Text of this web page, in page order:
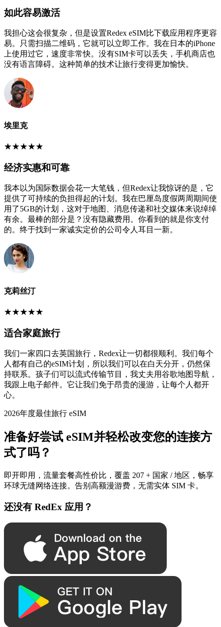
如此容易激活
我担心这会很复杂，但是设置Redex eSIM比下载应用程序更容
易。只需扫描二维码，它就可以立即工作。我在日本的iPhone
上使用过它，速度非常快。没有SIM卡可以丢失，手机商店也
没有语言障碍。这种简单的技术让旅行变得更加愉快。
埃里克
★★★★★
经济实惠和可靠
我本以为国际数据会花一大笔钱，但Redex让我惊讶的是，它
提供了可持续的负担得起的计划。我在巴厘岛度假两周期间使
用了5GB的计划，这对于地图、消息传递和社交媒体来说绰绰
有余。最棒的部分是？没有隐藏费用。你看到的就是你支付
的。终于找到一家诚实定价的公司令人耳目一新。
克莉丝汀
★★★★★
适合家庭旅行
我们一家四口去英国旅行，Redex让一切都很顺利。我们每个
人都有自己的eSIM计划，所以我们可以在白天分开，仍然保
持联系。孩子们可以流式传输节目，我丈夫用谷歌地图导航，
我跟上电子邮件。它让我们免于昂贵的漫游，让每个人都开
心。
2026年度最佳旅行 eSIM
准备好尝试 eSIM并轻松改变您的连接方
式了吗？
即开即用，流量套餐高性价比，覆盖 207 + 国家 / 地区，畅享
环球无缝网络连接。告别高额漫游费，无需实体 SIM 卡。
还没有 RedEx 应用？